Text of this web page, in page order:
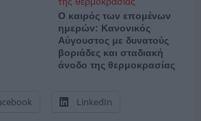
Ο καιρός των επομένων
ημερών: Κανονικός
Αύγουστος με δυνατούς
βοριάδες και σταδιακή
άνοδο της θερμοκρασίας
LinkedIn